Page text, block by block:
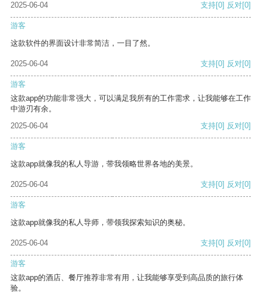
2025-06-04 支持[0] 反对[0]
游客
这款软件的界面设计非常简洁，一目了然。
2025-06-04 支持[0] 反对[0]
游客
这款app的功能非常强大，可以满足我所有的工作需求，让我能够在工作
中游刃有余。
2025-06-04
支持[0] 反对[0]
游客
这款app就像我的私人导游，带我领略世界各地的美景。
2025-06-04 支持[0] 反对[0]
游客
这款app就像我的私人导师，带领我探索知识的奥秘。
2025-06-04 支持[0] 反对[0]
游客
这款app的酒店、餐厅推荐非常有用，让我能够享受到高品质的旅行体
验。